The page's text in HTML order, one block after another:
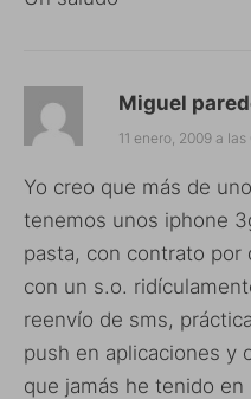
Miguel
11 enero, 2009 a
Yo creo que más de
tenemos unos iphone
pasta, con contrato por
con un s.o.
reenvío de sms,
push en aplicaciones y
que jamás he tenido